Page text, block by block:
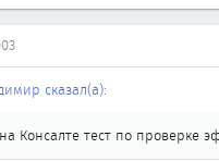
сказал(а):
Консалте тест по проверке